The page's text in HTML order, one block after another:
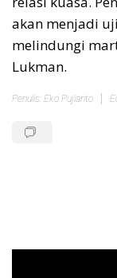
akan menjadi
melindungi
Lukman.
Penulis: Eko Pujianto